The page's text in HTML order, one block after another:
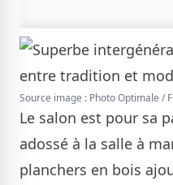
Source image : Photo Optimale /
Le salon est pour sa
adossé à la salle à
planchers en bois